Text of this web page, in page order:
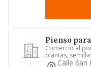
Pienso
Comercio al
plantas,
de compañia y
Calle